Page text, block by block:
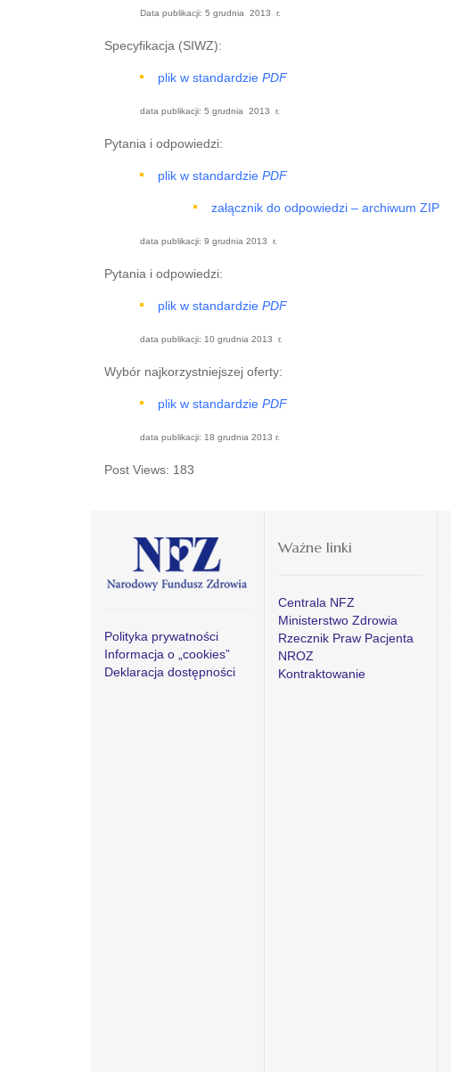
Data publikacji: 5 grudnia 2013 r.
Specyfikacja (SIWZ):
plik w standardzie PDF
data publikacji: 5 grudnia 2013 r.
Pytania i odpowiedzi:
plik w standardzie PDF
załącznik do odpowiedzi – archiwum ZIP
data publikacji: 9 grudnia 2013 r.
Pytania i odpowiedzi:
plik w standardzie PDF
data publikacji: 10 grudnia 2013 r.
Wybór najkorzystniejszej oferty:
plik w standardzie PDF
data publikacji: 18 grudnia 2013 r.
Post Views: 183
Polityka prywatności
Informacja o „cookies”
Deklaracja dostępności
Ważne linki
Centrala NFZ
Ministerstwo Zdrowia
Rzecznik Praw Pacjenta
NROZ
Kontraktowanie